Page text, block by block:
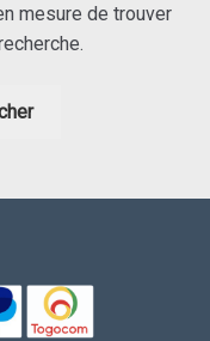
mesure de trouver